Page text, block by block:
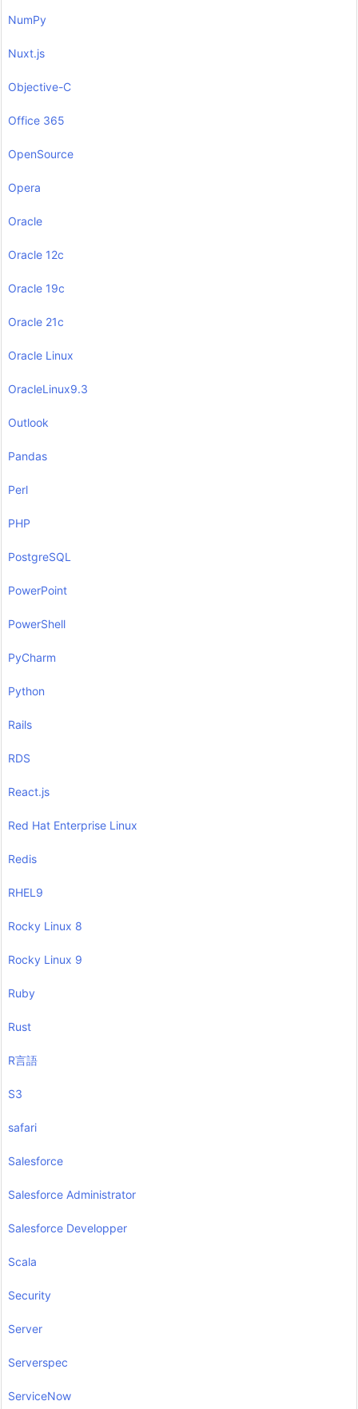
NumPy
Nuxt.js
Objective-C
Office 365
OpenSource
Opera
Oracle
Oracle 12c
Oracle 19c
Oracle 21c
Oracle Linux
OracleLinux9.3
Outlook
Pandas
Perl
PHP
PostgreSQL
PowerPoint
PowerShell
PyCharm
Python
Rails
RDS
React.js
Red Hat Enterprise Linux
Redis
RHEL9
Rocky Linux 8
Rocky Linux 9
Ruby
Rust
R言語
S3
safari
Salesforce
Salesforce Administrator
Salesforce Developper
Scala
Security
Server
Serverspec
ServiceNow